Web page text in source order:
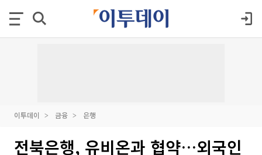
이투데이 금융 은행
전북은행, 유비온과 협약…외국인